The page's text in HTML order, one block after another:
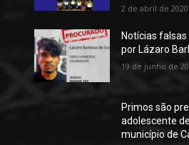
2 de abril de 2020
Notícias
por Lázaro
19 de junho de
Primos são
adolescente
município de